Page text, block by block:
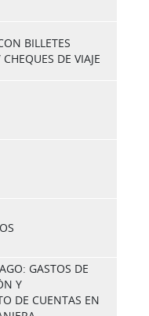
BILLETES
DE VIAJE
GASTOS DE
Y
DE CUENTAS EN